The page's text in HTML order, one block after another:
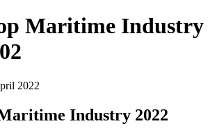
Maritime Industry
2022
Industry 2022